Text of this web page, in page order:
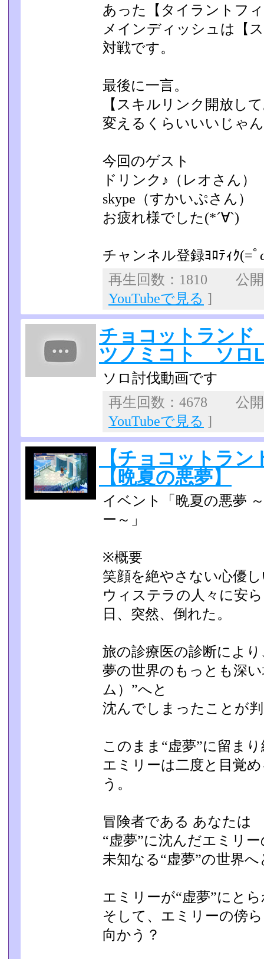
あった【タイラントフ
メインディッシュは【
対戦です。
最後に一言。
【スキルリンク開放し
変えるくらいいいじゃ
今回のゲスト
ドリンク♪（レオさん）
skype（すかいぷさん）
お疲れ様でした(*´∀`)
チャンネル登録ﾖﾛﾃｨｸ(=
再生回数：1810 公
YouTubeで見る ]
チョコットラン
ツノミコト ソロ
ソロ討伐動画です
再生回数：4678 公
YouTubeで見る ]
【チョコットラ
【晩夏の悪夢】
イベント「晩夏の悪夢
ー～」
※概要
笑顔を絶やさない心優
ウィステラの人々に安
日、突然、倒れた。
旅の診療医の診断によ
夢の世界のもっとも深
ム）”へと
沈んでしまったことが
このまま“虚夢”に留ま
エミリーは二度と目覚
う。
冒険者である あなたは
“虚夢”に沈んだエミリ
未知なる“虚夢”の世界
エミリーが“虚夢”にと
そして、エミリーの傍
向かう？